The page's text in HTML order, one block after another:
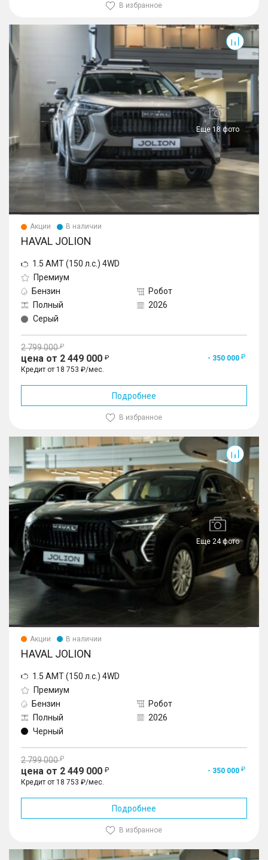
В избранное
Еще 18 фото
Акции В наличии
HAVAL JOLION
1.5 AMT (150 л.с.) 4WD
Премиум
Бензин
Робот
Полный
2026
Серый
2 799 000
цена от 2 449 000
- 350 000
Кредит от 18 753 ₽/мес.
Подробнее
В избранное
Еще 24 фото
Акции В наличии
HAVAL JOLION
1.5 AMT (150 л.с.) 4WD
Премиум
Бензин
Робот
Полный
2026
Черный
2 799 000
цена от 2 449 000
- 350 000
Кредит от 18 753 ₽/мес.
Подробнее
В избранное